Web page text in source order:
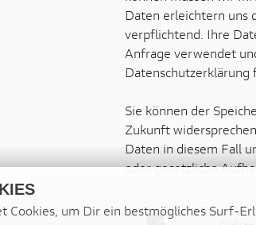
Daten erleichtern uns
verpflichtend. Ihre
Anfrage verwendet
Sie können der
Zukunft
Daten in diesem Fall
oder gesetzliche
Anti-Robot
Cookies, um Dir ein bestmögliches Surf-